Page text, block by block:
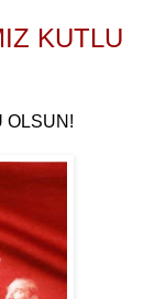
KUTLU
OLSUN!